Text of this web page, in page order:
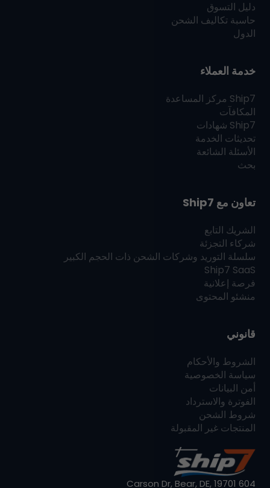
دليل التسوق
حاسبة تكاليف الشحن
الدول
خدمة العملاء
Ship7 مركز المساعدة
المكافآت
Ship7 شهادات
تحديثات الخدمة
الأسئلة الشائعة
بحث
تعاون مع Ship7
الشريك التابع
شركاء التجزئة
سلسلة التوريد وشركات الشحن ذات الحجم الكبير
Ship7 SaaS
فرصة إعلانية
منشئو المحتوى
قانوني
الشروط والأحكام
سياسة الخصوصية
أمن البيانات
الفوترة والاسترداد
شروط الشحن
المنتجات غير المقبولة
604 Carson Dr, Bear, DE, 19701